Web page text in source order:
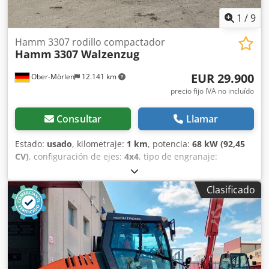
1 /9
Ober-Mörlen 12.141 km
Hamm 3307 rodillo compactador
Hamm 3307 Walzenzug
EUR 29.900
precio fijo IVA no incluído
Consultar Llamar
Estado: usado, kilometraje: 1 km, potencia: 68 kW (92,45
CV), configuración de ejes: 4x4, tipo de engranaje:
, Año de fabricación:
Póngase en contacto con Emal Jaweed para obtener más
información. Rodillo compactador / compactadora de
vapor, Hamm 3307, año de fabricación: 2009, horas de
funcionamiento: 5622 h, longitud: 4680 mm, anchura: 2100
mm, altura: 2790 mm, peso en funcionamiento: 7000 kg,
tipo de motor: Deutz BF4M2011, potencia del motor: 68 kW,
transmisión: hidrostática, velocidad máxima: 12 km/h,
Clasificado